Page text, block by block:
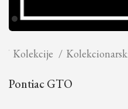
Kolekcije
Pontiac GTO